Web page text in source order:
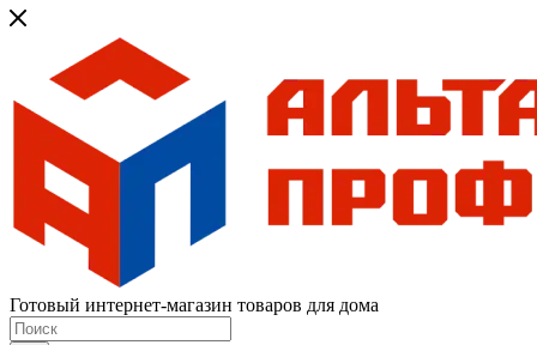
Готовый интернет-магазин товаров для дома